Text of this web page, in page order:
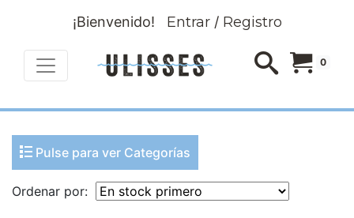
¡Bienvenido! Entrar/ Registro
0
Pulse para ver Categorías
Ordenar por: